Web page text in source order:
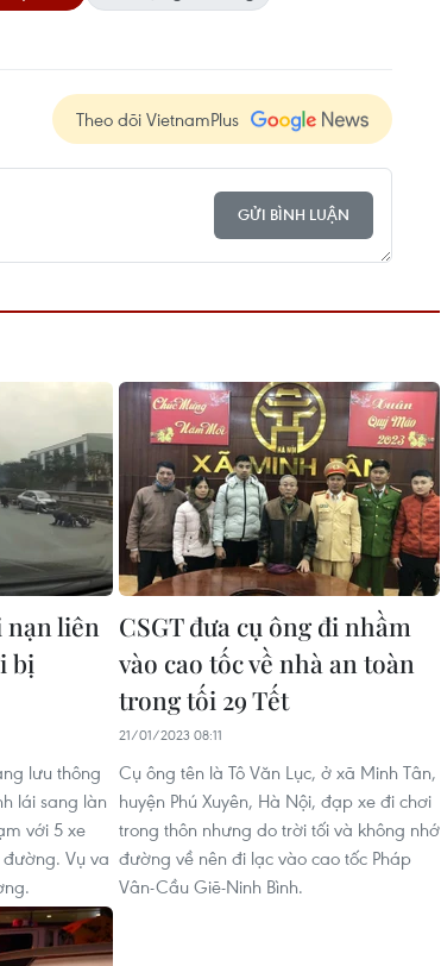
Theo dõi VietnamPlus
GỬI BÌNH LUẬN
nạn liên
bị
lưu thông
lái sang làn
với 5 xe
Vụ va
CSGT đưa cụ ông đi nhầm
vào cao tốc về nhà an toàn
trong tối 29 Tết
21/01/2023 08:11
Cụ ông tên là Tô Văn Lục, ở xã Minh Tân,
huyện Phú Xuyên, Hà Nội, đạp xe đi chơi
trong thôn nhưng do trời tối và không nhớ
đường về nên đi lạc vào cao tốc Pháp
Vân-Cầu Giẽ-Ninh Bình.